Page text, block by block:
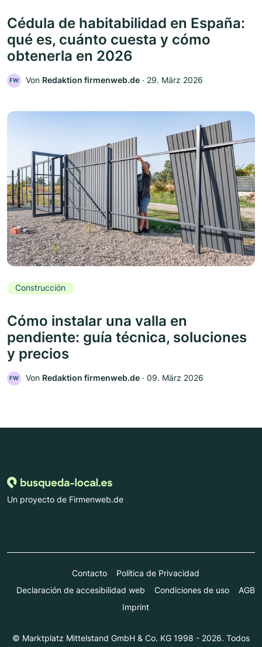
Cédula de habitabilidad en España:
qué es, cuánto cuesta y cómo
obtenerla en 2026
FW Von Redaktion firmenweb.de ‧ 29. März 2026
Construcción
Cómo instalar una valla en
pendiente: guía técnica, soluciones
y precios
FW Von Redaktion firmenweb.de ‧ 09. März 2026
Un proyecto de Firmenweb.de
Contacto
Política de Privacidad
Declaración de accesibilidad web
Condiciones de uso
AGB
Imprint
© Marktplatz Mittelstand GmbH & Co. KG 1998 - 2026. Todos